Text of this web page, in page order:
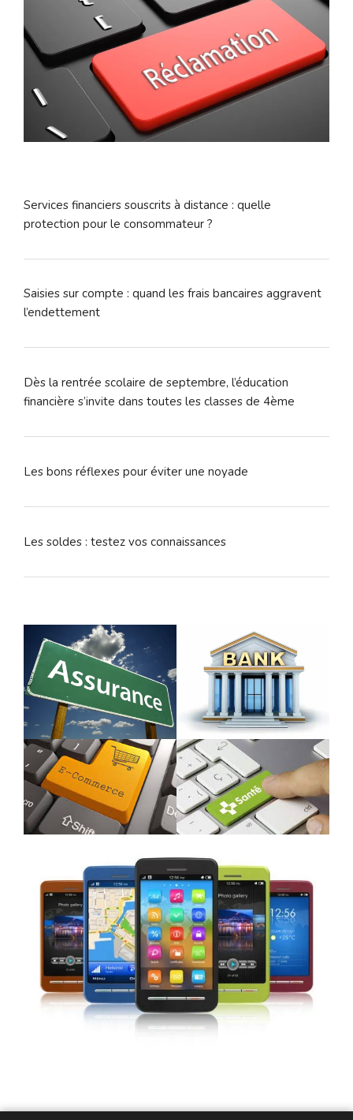
Services financiers souscrits à distance : quelle
protection pour le consommateur ?
Saisies sur compte : quand les frais bancaires aggravent
l’endettement
Dès la rentrée scolaire de septembre, l’éducation
financière s’invite dans toutes les classes de 4ème
Les bons réflexes pour éviter une noyade
Les soldes : testez vos connaissances